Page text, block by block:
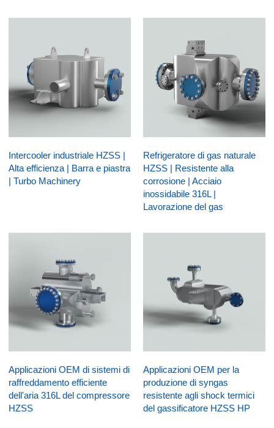
Intercooler industriale HZSS |
Alta efficienza | Barra e piastra
| Turbo Machinery
Refrigeratore di gas naturale
HZSS | Resistente alla
corrosione | Acciaio
inossidabile 316L |
Lavorazione del gas
Applicazioni OEM di sistemi di
raffreddamento efficiente
dell'aria 316L del compressore
HZSS
Applicazioni OEM per la
produzione di syngas
resistente agli shock termici
del gassificatore HZSS HP